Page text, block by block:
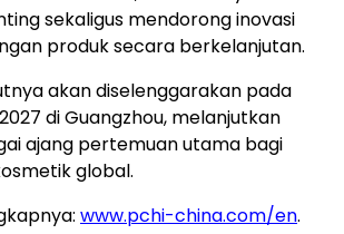
sekaligus mendorong inovasi
produk secara berkelanjutan.
akan diselenggarakan pada
di Guangzhou, melanjutkan
ajang pertemuan utama bagi
global.
www.pchi-china.com/en.